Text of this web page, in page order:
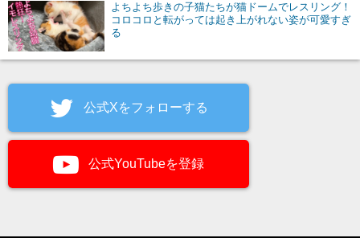
よちよち歩きの子猫たちが猫ドームでレスリング！
コロコロと転がっては起き上がれない姿が可愛すぎ
る
公式Xをフォローする
公式YouTubeを登録